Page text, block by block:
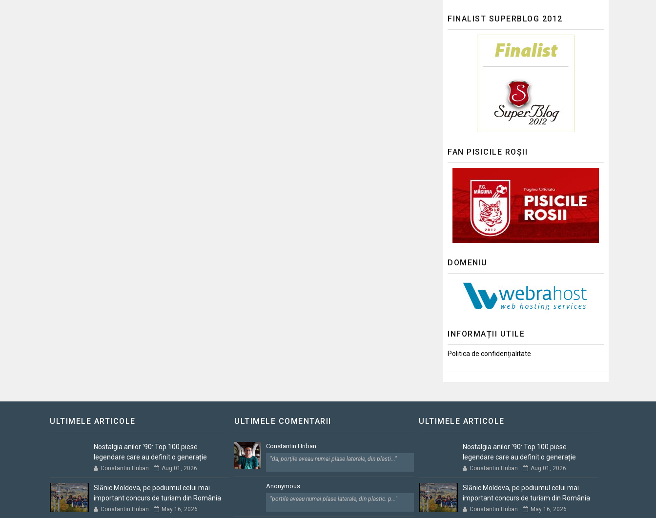
FINALIST SUPERBLOG 2012
FAN PISICILE ROȘII
DOMENIU
INFORMAȚII UTILE
Politica de confidențialitate
ULTIMELE ARTICOLE
Nostalgia anilor '90: Top 100 piese
legendare care au definit o generație
Constantin Hriban Aug 01, 2026
Slănic Moldova, pe podiumul celui mai
important concurs de turism din România
Constantin Hriban May 16, 2026
ULTIMELE COMENTARII
Constantin Hriban
"da, porțile aveau numai plase laterale, din plasti..."
Anonymous
"portile aveau numai plase laterale, din plastic. p..."
ULTIMELE ARTICOLE
Nostalgia anilor '90: Top 100 piese
legendare care au definit o generație
Constantin Hriban Aug 01, 2026
Slănic Moldova, pe podiumul celui mai
important concurs de turism din România
Constantin Hriban May 16, 2026